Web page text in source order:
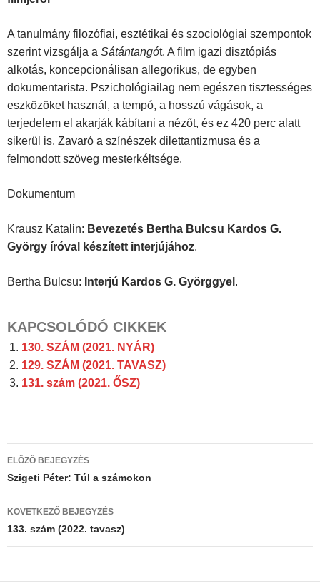
A tanulmány filozófiai, esztétikai és szociológiai szempontok
szerint vizsgálja a Sátántangót. A film igazi disztópiás
alkotás, koncepcionálisan allegorikus, de egyben
dokumentarista. Pszichológiailag nem egészen tisztességes
eszközöket használ, a tempó, a hosszú vágások, a
terjedelem el akarják kábítani a nézőt, és ez 420 perc alatt
sikerül is. Zavaró a színészek dilettantizmusa és a
felmondott szöveg mester­kéltsége.
Dokumentum
Krausz Katalin: Bevezetés Bertha Bulcsu Kardos G.
György íróval készített interjújához.
Bertha Bulcsu: Interjú Kardos G. Györggyel .
KAPCSOLÓDÓ CIKKEK
130. SZÁM (2021. NYÁR)
129. SZÁM (2021. TAVASZ)
131. szám (2021. ŐSZ)
Bejegyzés
navigáció
ELŐZŐ BEJEGYZÉS
Szigeti Péter: Túl a számokon
KÖVETKEZŐ BEJEGYZÉS
133. szám (2022. tavasz)